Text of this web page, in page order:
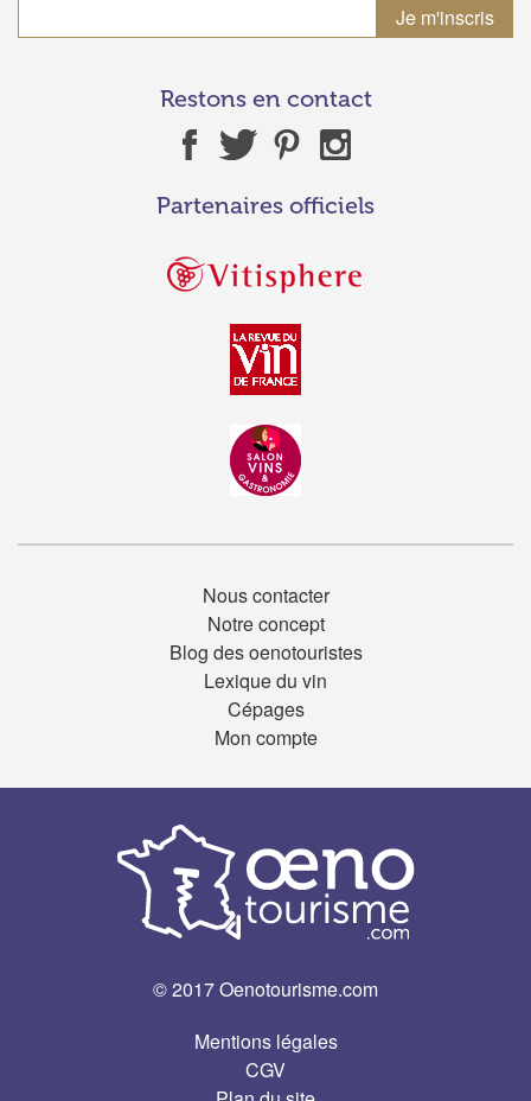
Restons en contact
Partenaires officiels
Nous contacter
Notre concept
Blog des oenotouristes
Lexique du vin
Cépages
Mon compte
© 2017 Oenotourisme.com
Mentions légales
CGV